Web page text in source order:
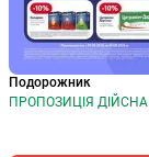
Подорожник
ПРОПОЗИЦІЯ ДІЙСНА